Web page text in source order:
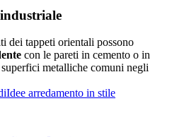
dei tappeti orientali possono
con le pareti in cemento o in
metalliche comuni negli
Idee arredamento in stile